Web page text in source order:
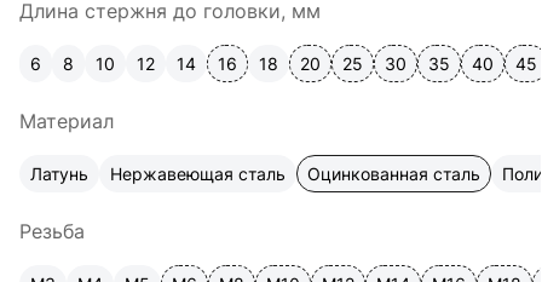
Длина стержня до головки, мм
6 8 10 12 14 16 18 20 25 30 35 40 45
Материал
Латунь Нержавеющая сталь Оцинкованная сталь
Резьба